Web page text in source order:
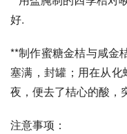
好.
**制作蜜糖金桔与咸金
塞满，封罐；用在从化
夜，便去了桔心的酸，
注意事项：